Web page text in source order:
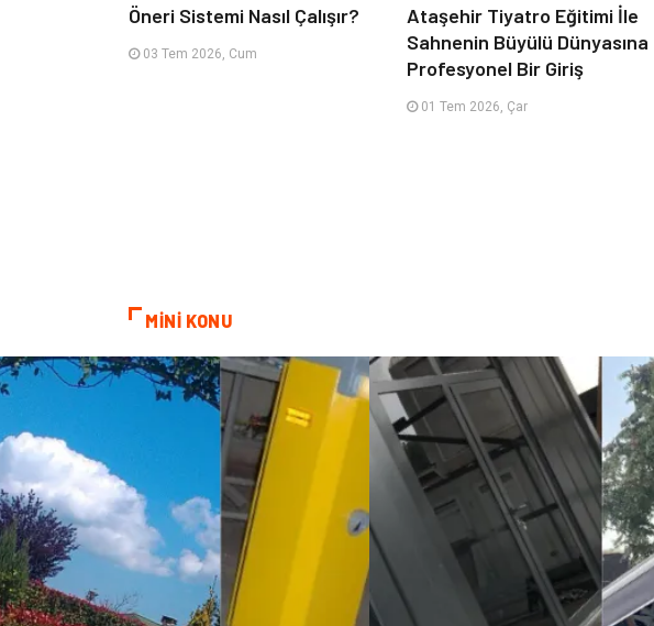
Öneri Sistemi Nasıl Çalışır?
03 Tem 2026, Cum
Ataşehir Tiyatro Eğitimi İle
Sahnenin Büyülü Dünyasına
Profesyonel Bir Giriş
01 Tem 2026, Çar
MİNİ KONU